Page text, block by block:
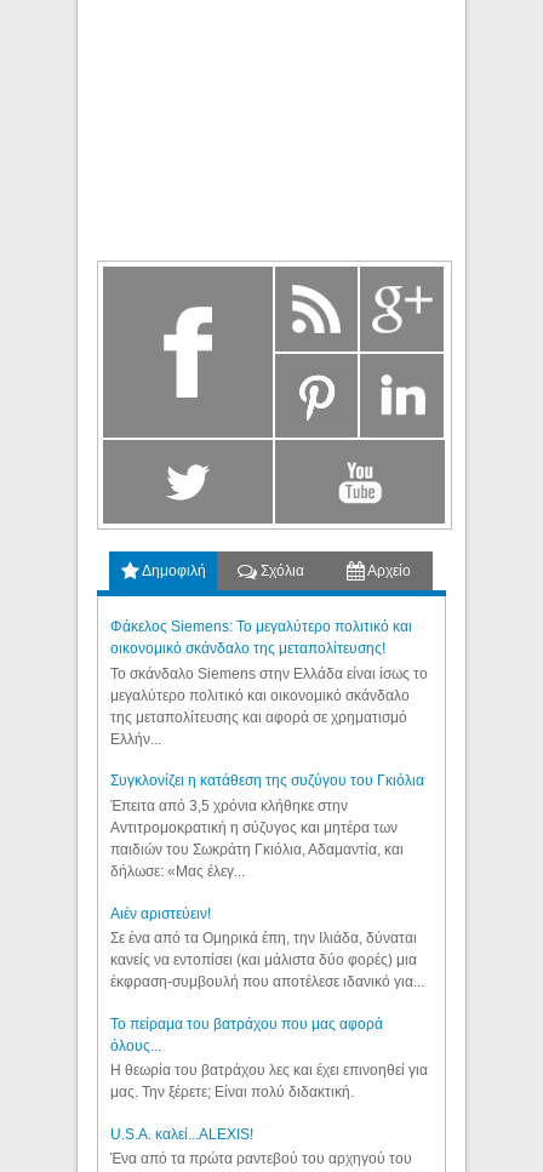
Δημοφιλή Σχόλια Αρχείο
Φάκελος Siemens: Το μεγαλύτερο πολιτικό και
οικονομικό σκάνδαλο της μεταπολίτευσης!
Το σκάνδαλο Siemens στην Ελλάδα είναι ίσως το
μεγαλύτερο πολιτικό και οικονομικό σκάνδαλο
της μεταπολίτευσης και αφορά σε χρηματισμό
Ελλήν...
Συγκλονίζει η κατάθεση της συζύγου του Γκιόλια
Έπειτα από 3,5 χρόνια κλήθηκε στην
Αντιτρομοκρατική η σύζυγος και μητέρα των
παιδιών του Σωκράτη Γκιόλια, Αδαμαντία, και
δήλωσε: «Μας έλεγ...
Aιέν αριστεύειν!
Σε ένα από τα Ομηρικά έπη, την Ιλιάδα, δύναται
κανείς να εντοπίσει (και μάλιστα δύο φορές) μια
έκφραση-συμβουλή που αποτέλεσε ιδανικό για...
Το πείραμα του βατράχου που μας αφορά
όλους...
Η θεωρία του βατράχου λες και έχει επινοηθεί για
μας. Την ξέρετε; Είναι πολύ διδακτική.
U.S.A. καλεί...ALEXIS!
Ένα από τα πρώτα ραντεβού του αρχηγού του